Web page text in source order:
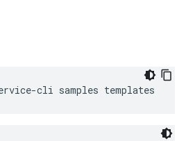
cli samples templates